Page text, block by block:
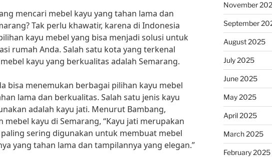
mencari mebel kayu yang tahan lama dan
Tak perlu khawatir, karena di Indonesia
kayu mebel yang bisa menjadi solusi untuk
rumah Anda. Salah satu kota yang terkenal
kayu yang berkualitas adalah Semarang.
bisa menemukan berbagai pilihan kayu mebel
lama dan berkualitas. Salah satu jenis kayu
adalah kayu jati. Menurut Bambang,
mebel kayu di Semarang, “Kayu jati merupakan
sering digunakan untuk membuat mebel
yang tahan lama dan tampilannya yang elegan.”
November
September
August 2025
July 2025
June 2025
May 2025
April 2025
March 2025
February 2025